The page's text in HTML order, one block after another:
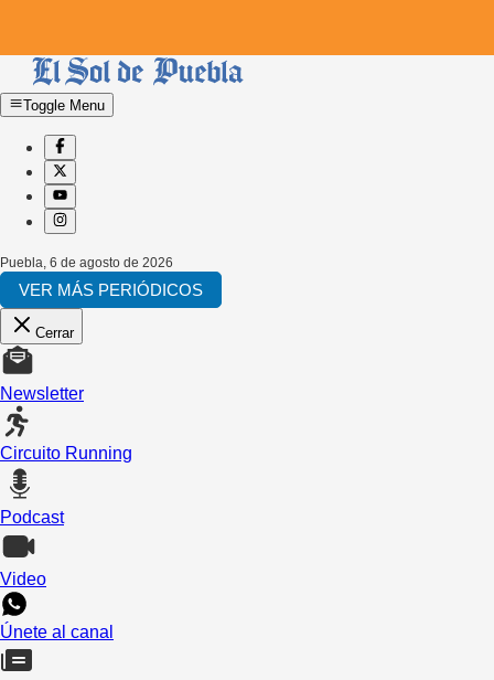
Toggle Menu
Puebla 6 de agosto de 2026
VER MÁS PERIÓDICOS
Cerrar
Newsletter
Circuito Running
Podcast
Video
Únete al canal